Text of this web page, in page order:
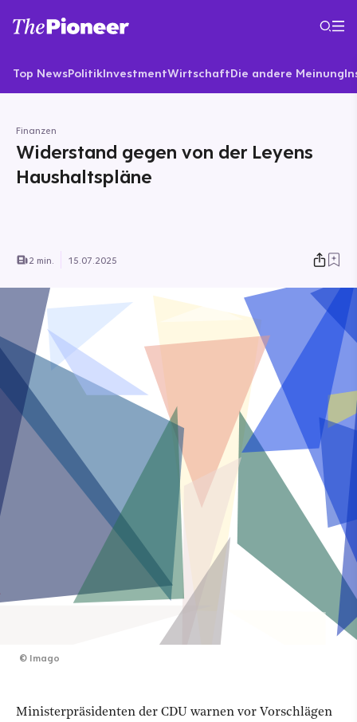
Top NewsPolitikInvestmentWirtschaftDie andere Meinung
Finanzen
Widerstand gegen von der Leyens
Haushaltspläne
2 min. 15.07.2025
© Imago
Ministerpräsidenten der CDU warnen vor Vorschlägen